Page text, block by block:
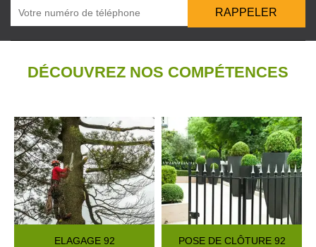
DÉCOUVREZ NOS COMPÉTENCES
ELAGAGE 92 POSE DE CLÔTURE 92